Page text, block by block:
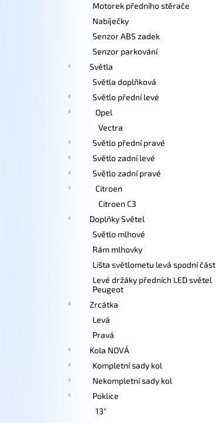
Motorek předního stěrače
Nabíječky
Senzor ABS zadek
Senzor parkování
Světla
Světla doplňková
Světlo přední levé
Opel
Vectra
Světlo přední pravé
Světlo zadní levé
Světlo zadní pravé
Citroen
Citroen C3
Doplňky Světel
Světlo mlhové
Rám mlhovky
Lišta světlometu levá spodní část
Levé držáky předních LED světel
Peugeot
Zrcátka
Levá
Pravá
Kola NOVÁ
Kompletní sady kol
Nekompletní sady kol
Poklice
13"